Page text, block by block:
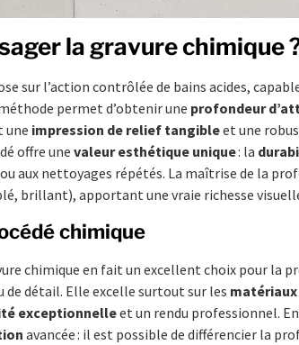
la gravure chimique
sur l’action contrôlée de bains acides,
permet d’obtenir une profondeur
une impression de relief tangibleet une
offre une valeur esthétique unique: la
aux nettoyages répétés. La maîtrise de la
brillant), apportant une vraie richesse
chimique
chimique en fait un excellent choix pour la
de détail. Elle excelle surtout sur les
exceptionnelleet un rendu professionnel.
avancée : il est possible de différencier la